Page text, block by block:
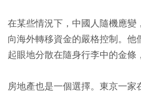
在某些情況下，中國人隨機應變
向海外轉移資金的嚴格控制。他
起眼地分散在隨身行李中的金條
房地產也是一個選擇。東京一家